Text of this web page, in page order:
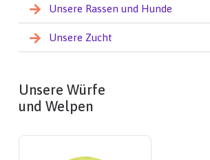
Unsere Rassen und Hunde
Unsere Zucht
Unsere Würfe
und Welpen